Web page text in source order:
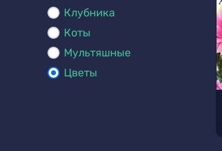
Клубника
Коты
Мультяшные
Цветы